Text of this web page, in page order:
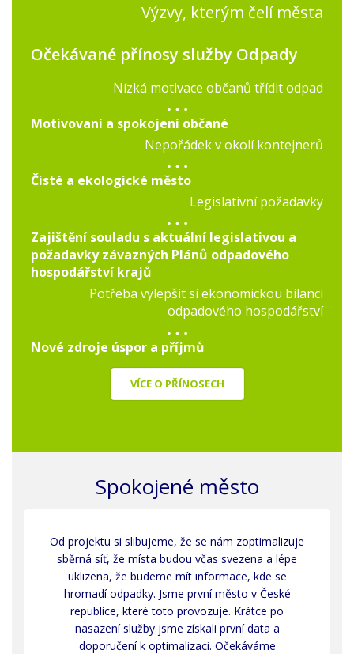
Výzvy, kterým čelí města
Očekávané přínosy služby Odpady
Nízká motivace občanů třídit odpad
Motivovaní a spokojení občané
Nepořádek v okolí kontejnerů
Čisté a ekologické město
Legislativní požadavky
Zajištění souladu s aktuální legislativou a
požadavky závazných Plánů odpadového
hospodářství krajů
Potřeba vylepšit si ekonomickou bilanci
odpadového hospodářství
Nové zdroje úspor a příjmů
VÍCE O PŘÍNOSECH
Spokojené město
Od projektu si slibujeme, že se nám zoptimalizuje
sběrná síť, že místa budou včas svezena a lépe
uklizena, že budeme mít informace, kde se
hromadí odpadky. Jsme první město v České
republice, které toto provozuje. Krátce po
nasazení služby jsme získali první data a
doporučení k optimalizaci. Očekáváme